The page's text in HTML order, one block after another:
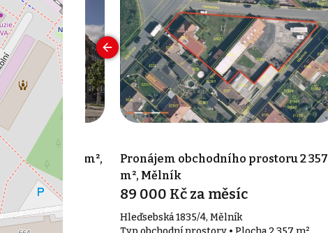
prostoru 73 m²,
Pronájem obchodního prostoru 2 357
m², Mělník
89 000 Kč za měsíc
Hleďsebská 1835/4, Mělník